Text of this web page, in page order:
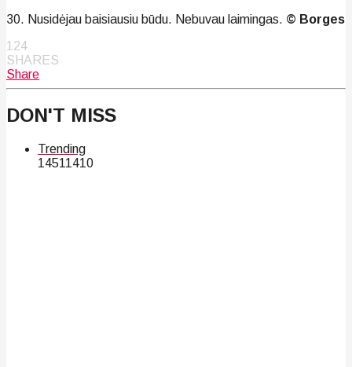
30. Nusidėjau baisiausiu būdu. Nebuvau laimingas. © Borges
124
SHARES
Share
DON'T MISS
Trending
14511410